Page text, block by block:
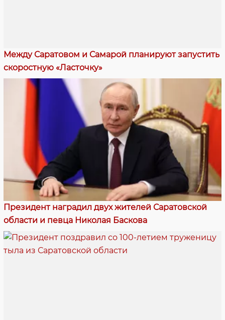
Между Саратовом и Самарой планируют запустить
скоростную «Ласточку»
Президент наградил двух жителей Саратовской
области и певца Николая Баскова